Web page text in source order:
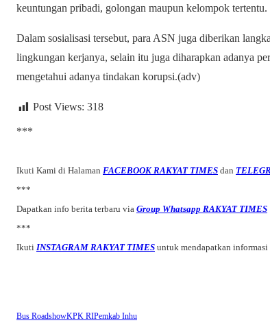
keuntungan pribadi, golongan maupun kelompok tertentu.
Dalam sosialisasi tersebut, para ASN juga diberikan
lingkungan kerjanya, selain itu juga diharapkan adanya
mengetahui adanya tindakan korupsi.(adv)
Post Views: 318
***
Ikuti Kami di Halaman FACEBOOK RAKYAT TIMES dan
***
Dapatkan info berita terbaru via Group Whatsapp RAKYAT TIMES
***
Ikuti INSTAGRAM RAKYAT TIMES untuk mendapatkan informasi
Bus RoadshowKPK RIPemkab Inhu